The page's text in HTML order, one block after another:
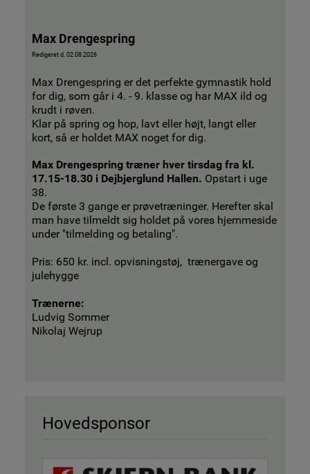
Max Drengespring
Redigeret d. 02.08.2026
Max Drengespring er det perfekte gymnastik hold
for dig, som går i 4. - 9. klasse og har MAX ild og
krudt i røven.
Klar på spring og hop, lavt eller højt, langt eller
kort, så er holdet MAX noget for dig.
Max Drengespring træner hver tirsdag fra kl.
17.15-18.30 i Dejbjerglund Hallen. Opstart i uge
38.
De første 3 gange er prøvetræninger. Herefter skal
man have tilmeldt sig holdet på vores hjemmeside
under "tilmelding og betaling".
Pris: 650 kr. incl. opvisningstøj, trænergave og
julehygge
Trænerne:
Ludvig Sommer
Nikolaj Wejrup
Hovedsponsor